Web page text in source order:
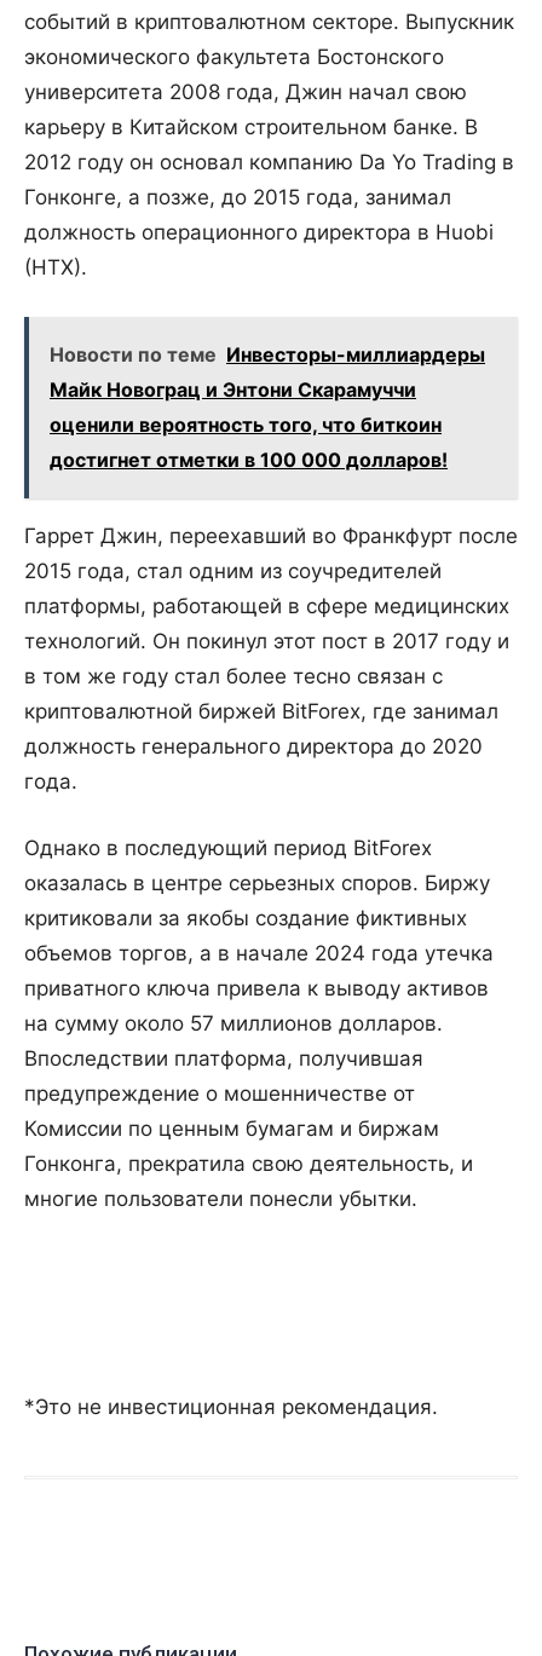
событий в криптовалютном секторе. Выпускник
экономического факультета Бостонского
университета 2008 года, Джин начал свою
карьеру в Китайском строительном банке. В
2012 году он основал компанию Da Yo Trading в
Гонконге, а позже, до 2015 года, занимал
должность операционного директора в Huobi
(HTX).
Новости по теме Инвесторы-миллиардеры
Майк Новограц и Энтони Скарамуччи
оценили вероятность того, что биткоин
достигнет отметки в 100 000 долларов!
Гаррет Джин, переехавший во Франкфурт после
2015 года, стал одним из соучредителей
платформы, работающей в сфере медицинских
технологий. Он покинул этот пост в 2017 году и
в том же году стал более тесно связан с
криптовалютной биржей BitForex, где занимал
должность генерального директора до 2020
года.
Однако в последующий период BitForex
оказалась в центре серьезных споров. Биржу
критиковали за якобы создание фиктивных
объемов торгов, а в начале 2024 года утечка
приватного ключа привела к выводу активов
на сумму около 57 миллионов долларов.
Впоследствии платформа, получившая
предупреждение о мошенничестве от
Комиссии по ценным бумагам и биржам
Гонконга, прекратила свою деятельность, и
многие пользователи понесли убытки.
*Это не инвестиционная рекомендация.